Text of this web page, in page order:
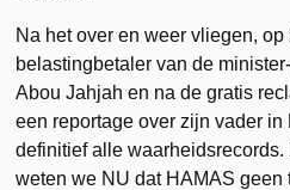
Na het over en weer vliegen,
belastingbetaler van de
Abou Jahjah en na de gratis
een reportage over zijn vader in
definitief alle
weten we NU dat HAMAS